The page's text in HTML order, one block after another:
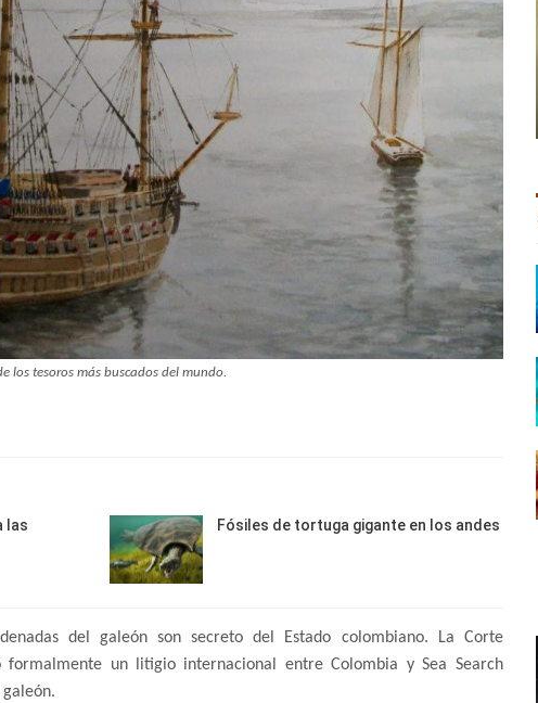
los tesoros más buscados del mundo.
las
Fósiles de tortuga gigante en los andes
del galeón son secreto del Estado colombiano. La Corte
un litigio internacional entre Colombia y Sea Search